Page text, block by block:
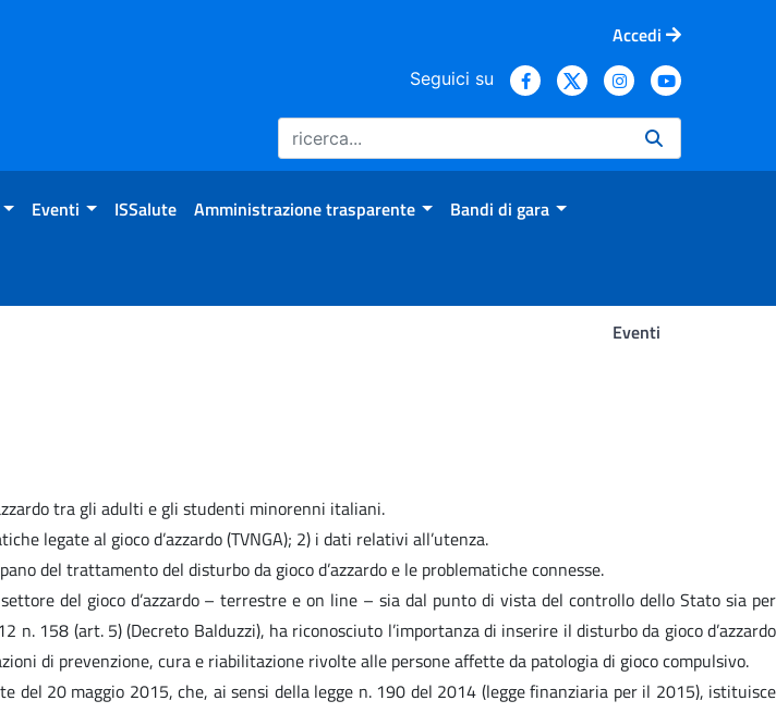
Accedi
Seguici su
Eventi ISSalute Amministrazione trasparente Bandi di gara
Eventi
tra gli adulti e gli studenti minorenni italiani.
legate al gioco d’azzardo (TVNGA); 2) i dati relativi all’utenza.
del trattamento del disturbo da gioco d’azzardo e le problematiche connesse.
del gioco d’azzardo – terrestre e on line – sia dal punto di vista del controllo dello Stato sia per
158 (art. 5) (Decreto Balduzzi), ha riconosciuto l’importanza di inserire il disturbo da gioco d’azzardo
di prevenzione, cura e riabilitazione rivolte alle persone affette da patologia di gioco compulsivo.
20 maggio 2015, che, ai sensi della legge n. 190 del 2014 (legge finanziaria per il 2015), istituisce